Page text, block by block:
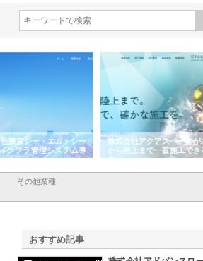
社アクアスペースが水中
上まで一貫施工できる理
株式会社地盤調査事務所
れ続ける理由と建設コン
強み
その他業種
おすすめ記事